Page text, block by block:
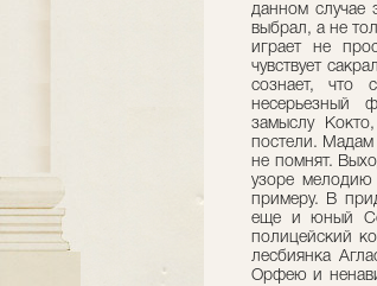
данном случае
выбрал, а не
играет не
чувствует
сознает, что
несерьезный
замыслу
постели. Мадам
не помнят.
узоре
примеру. В
еще и юный
полицейский
лесбиянка
Орфею и